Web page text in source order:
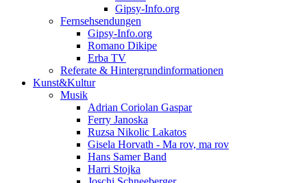
Gipsy-Info.org
Fernsehsendungen
Gipsy-Info.org
Romano Dikipe
Erba TV
Referate & Hintergrundinformationen
Kunst&Kultur
Musik
Adrian Coriolan Gaspar
Ferry Janoska
Ruzsa Nikolic Lakatos
Gisela Horvath - Ma rov, ma rov
Hans Samer Band
Harri Stojka